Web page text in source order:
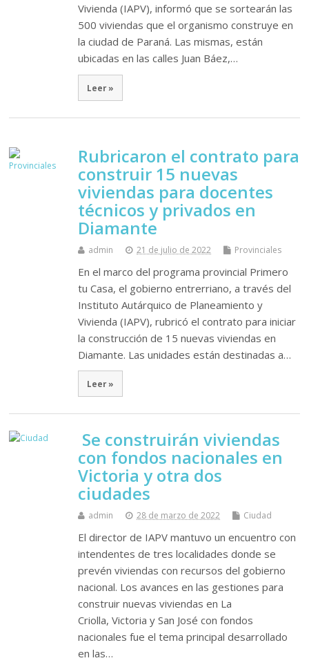
Vivienda (IAPV), informó que se sortearán las
500 viviendas que el organismo construye en
la ciudad de Paraná. Las mismas, están
ubicadas en las calles Juan Báez,…
Leer »
Rubricaron el contrato para
construir 15 nuevas
viviendas para docentes
técnicos y privados en
Diamante
admin 21 de julio de 2022 Provinciales
En el marco del programa provincial Primero
tu Casa, el gobierno entrerriano, a través del
Instituto Autárquico de Planeamiento y
Vivienda (IAPV), rubricó el contrato para iniciar
la construcción de 15 nuevas viviendas en
Diamante. Las unidades están destinadas a…
Leer »
Se construirán viviendas
con fondos nacionales en
Victoria y otra dos
ciudades
admin 28 de marzo de 2022 Ciudad
El director de IAPV mantuvo un encuentro con
intendentes de tres localidades donde se
prevén viviendas con recursos del gobierno
nacional. Los avances en las gestiones para
construir nuevas viviendas en La
Criolla, Victoria y San José con fondos
nacionales fue el tema principal desarrollado
en las…